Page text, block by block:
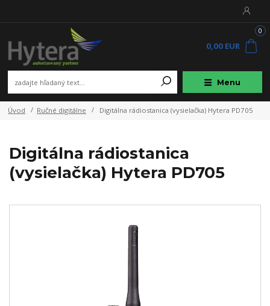
Menu
0
0,00 EUR
Úvod Ručné digitálne Digitálna rádiostanica (vysielačka) Hytera PD705
Digitálna rádiostanica
(vysielačka) Hytera PD705